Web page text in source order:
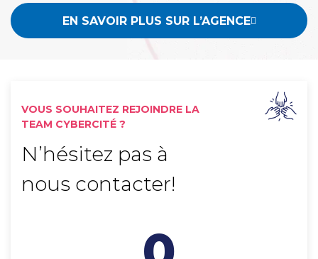
EN SAVOIR PLUS SUR L’AGENCE
VOUS SOUHAITEZ REJOINDRE LA
TEAM CYBERCITÉ ?
N’hésitez pas à
nous contacter!